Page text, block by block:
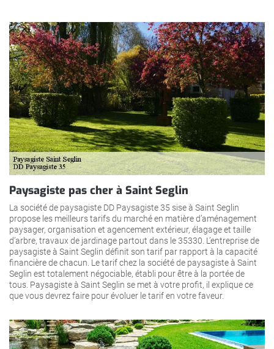
Paysagiste pas cher à Saint Seglin
La société de paysagiste DD Paysagiste 35 sise à Saint Seglin
propose les meilleurs tarifs du marché en matière d’aménagement
paysager, organisation et agencement extérieur, élagage et taille
d’arbre, travaux de jardinage partout dans le 35330. L’entreprise de
paysagiste à Saint Seglin définit son tarif par rapport à la capacité
financière de chacun. Le tarif chez la société de paysagiste à Saint
Seglin est totalement négociable, établi pour être à la portée de
tous. Paysagiste à Saint Seglin se met à votre profit, il explique ce
que vous devrez faire pour évoluer le tarif en votre faveur.